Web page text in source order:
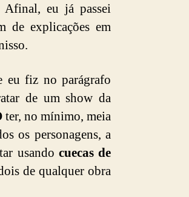
Afinal, eu já passei
de explicações em
eu fiz no parágrafo
de um show da
ter, no mínimo, meia
os personagens, a
usando cuecas de
de qualquer obra